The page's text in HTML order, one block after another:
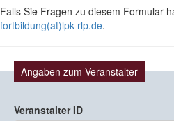
Falls Sie Fragen zu diesem Formular
fortbildung(at)lpk-rlp.de.
Angaben zum Veranstalter
Veranstalter ID